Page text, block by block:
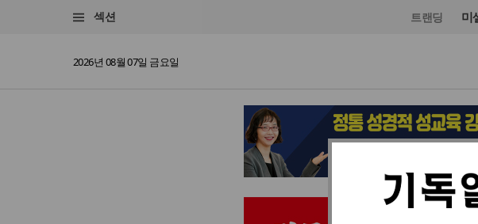
섹션 트랜딩 미
2026년 08월 07일 금요일